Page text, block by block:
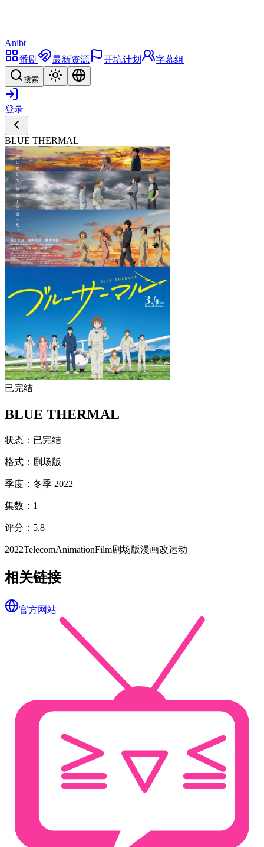
Anibt
番剧
最新资源 开坑计划 字幕组
搜索
登录
BLUE THERMAL
已完结
BLUE THERMAL
状态 ： 已完结
格式 ： 剧场版
季度 ： 冬季 2022
集数 ： 1
评分 ： 5.8
2022TelecomAnimationFilm剧场版漫画改运动
相关链接
官方网站